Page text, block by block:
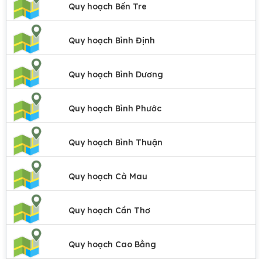
Quy hoạch Bến Tre
Quy hoạch Bình Định
Quy hoạch Bình Dương
Quy hoạch Bình Phước
Quy hoạch Bình Thuận
Quy hoạch Cà Mau
Quy hoạch Cần Thơ
Quy hoạch Cao Bằng